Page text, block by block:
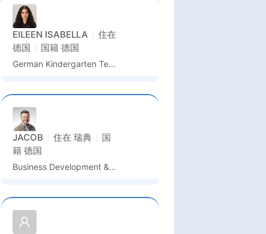
EILEEN ISABELLA
住在
德国
国籍 德国
German Kindergarten Teacher / German Language Assistant / Kindergarten Assistant
JACOB 住在 瑞典
国
籍 德国
Business Development & Partnership Manager